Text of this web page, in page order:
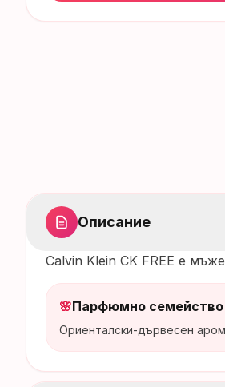
Описание
Calvin Klein CK FREE е
🌸Парфюмно семейство
Ориенталски-дървесен